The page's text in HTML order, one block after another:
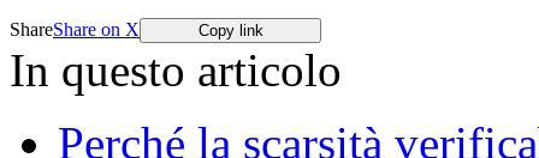
ShareShare on X Copy link
In questo articolo
Perché la scarsità